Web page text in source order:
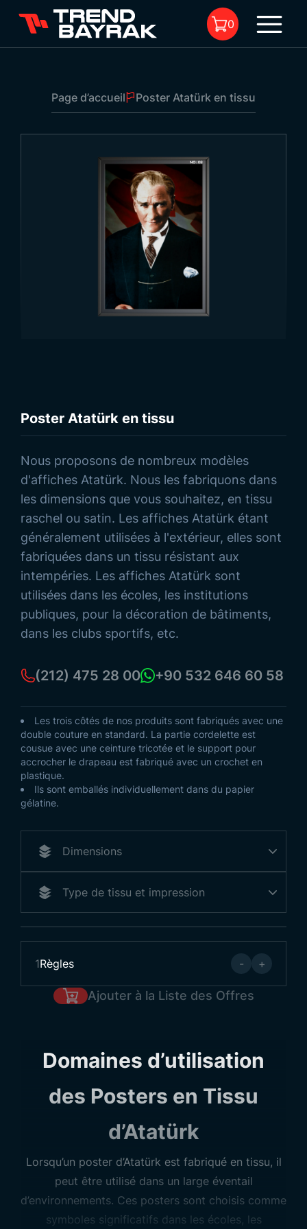
Dimensions:-
Type de tissu et
-
0
Page d’accueil Poster Atatürk en tissu
Poster Atatürk en tissu
Nous proposons de nombreux modèles
d'affiches Atatürk. Nous les fabriquons dans
les dimensions que vous souhaitez, en tissu
raschel ou satin. Les affiches Atatürk étant
généralement utilisées à l'extérieur, elles sont
fabriquées dans un tissu résistant aux
intempéries. Les affiches Atatürk sont
utilisées dans les écoles, les institutions
publiques, pour la décoration de bâtiments,
dans les clubs sportifs, etc.
(212) 475 28 00 +90 532 646 60 58
Les trois côtés de nos produits sont fabriqués avec une
double couture en standard. La partie cordelette est
cousue avec une ceinture tricotée et le support pour
accrocher le drapeau est fabriqué avec un crochet en
plastique.
Ils sont emballés individuellement dans du papier
gélatine.
1Règles - +
Ajouter à la Liste des Offres
Domaines d’utilisation
des Posters en Tissu
d’Atatürk
Lorsqu’un poster d’Atatürk est fabriqué en tissu, il
peut être utilisé dans un large éventail
d’environnements. Ces posters sont choisis comme
symboles significatifs dans les écoles, les
panier.
Découvrez nos Produits